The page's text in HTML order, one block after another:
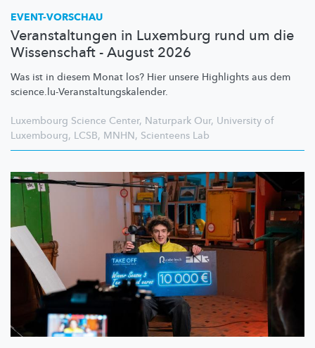
EVENT-VORSCHAU
Veranstaltungen in Luxemburg rund um die
Wissenschaft - August 2026
Was ist in diesem Monat los? Hier unsere Highlights aus dem
science.lu-Veranstaltungskalender.
Luxembourg Science Center, Naturpark Our, University of
Luxembourg, LCSB, MNHN, Scienteens Lab